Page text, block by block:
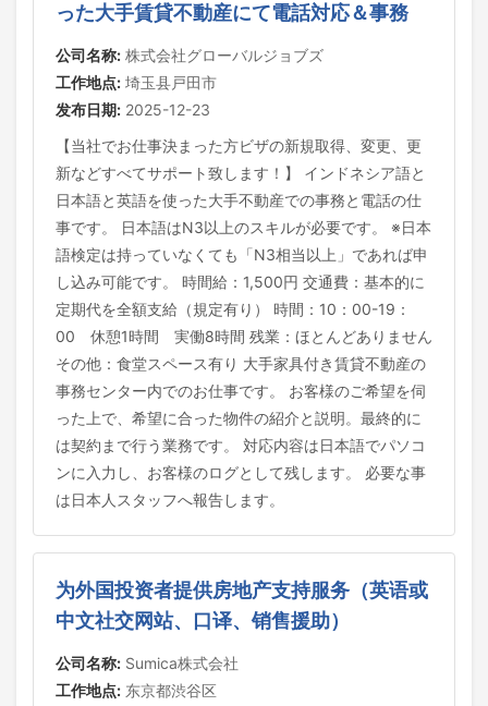
った大手賃貸不動産にて電話対応＆事務
公司名称: 株式会社グローバルジョブズ
工作地点: 埼玉县戸田市
发布日期: 2025-12-23
【当社でお仕事決まった方ビザの新規取得、変更、更
新などすべてサポート致します！】 インドネシア語と
日本語と英語を使った大手不動産での事務と電話の仕
事です。 日本語はN3以上のスキルが必要です。 ※日本
語検定は持っていなくても「N3相当以上」であれば申
し込み可能です。 時間給：1,500円 交通費：基本的に
定期代を全額支給（規定有り） 時間：10：00-19：
00 休憩1時間 実働8時間 残業：ほとんどありません
その他：食堂スペース有り 大手家具付き賃貸不動産の
事務センター内でのお仕事です。 お客様のご希望を伺
った上で、希望に合った物件の紹介と説明。最終的に
は契約まで行う業務です。 対応内容は日本語でパソコ
ンに入力し、お客様のログとして残します。 必要な事
は日本人スタッフへ報告します。
为外国投资者提供房地产支持服务（英语或
中文社交网站、口译、销售援助）
公司名称: Sumica株式会社
工作地点: 东京都渋谷区